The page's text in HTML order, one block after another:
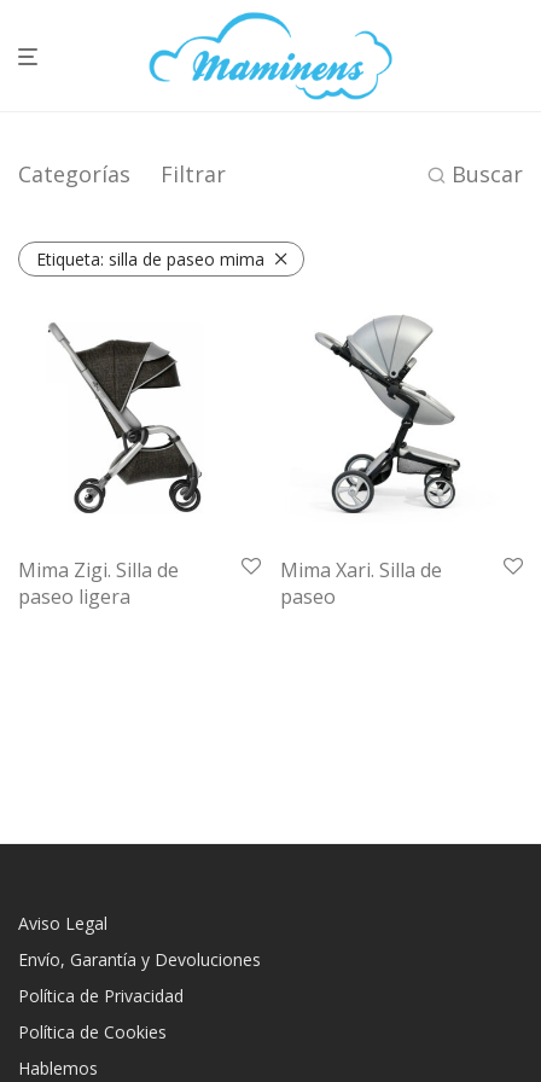
Categorías Filtrar Buscar
Etiqueta: silla de paseo mima
Mima Zigi. Silla de
paseo ligera
Mima Xari. Silla de
paseo
Aviso Legal
Envío, Garantía y Devoluciones
Política de Privacidad
Política de Cookies
Hablemos